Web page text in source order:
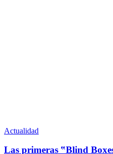
Actualidad
Las primeras ‟Blind